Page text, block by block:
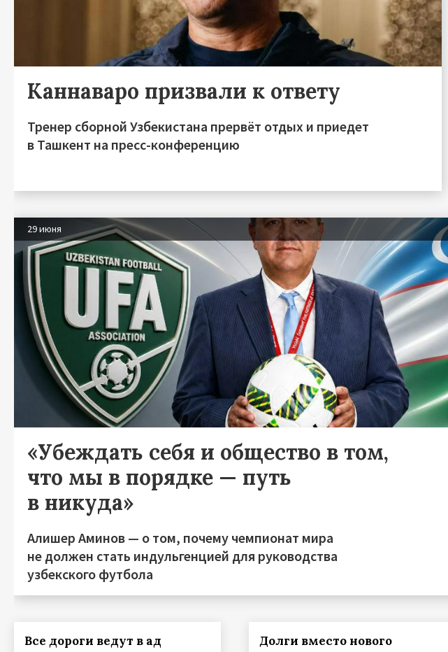
Каннаваро призвали к ответу
Тренер сборной Узбекистана прервёт отдых и приедет
в Ташкент на пресс-конференцию
29 июня
«Убеждать себя и общество в том,
что мы в порядке — путь
в никуда»
Алишер Аминов — о том, почему чемпионат мира
не должен стать индульгенцией для руководства
узбекского футбола
Все дороги ведут в ад
Долги вместо нового